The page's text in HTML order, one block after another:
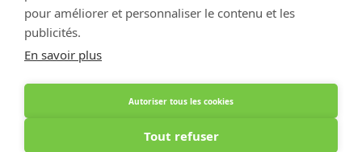
pour améliorer et personnaliser le contenu et les
publicités.
En savoir plus
Autoriser tous les cookies
Tout refuser